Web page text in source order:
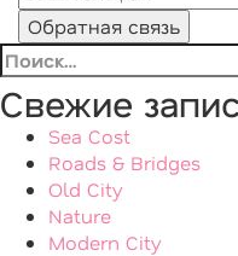
Найти:
Свежие
Sea Cost
Roads & Bridges
Old City
Nature
Modern City